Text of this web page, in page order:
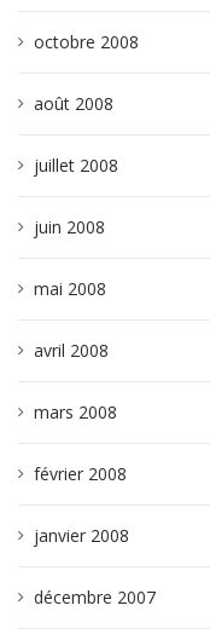
octobre 2008
août 2008
juillet 2008
juin 2008
mai 2008
avril 2008
mars 2008
février 2008
janvier 2008
décembre 2007